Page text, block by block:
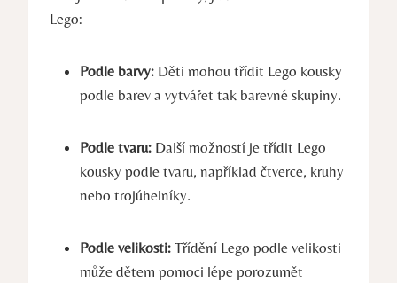
Lego:
Podle barvy: Děti mohou třídit Lego kousky
podle barev a‌ vytvářet tak barevné‍ skupiny.
Podle tvaru: Další​ možností je třídit Lego‌
kousky podle tvaru, ‍například⁣ čtverce, kruhy
nebo trojúhelníky.
Podle velikosti: Třídění Lego podle‍ velikosti
může dětem ​pomoci lépe porozumět ​